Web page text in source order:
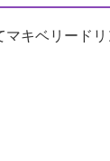
キベリード